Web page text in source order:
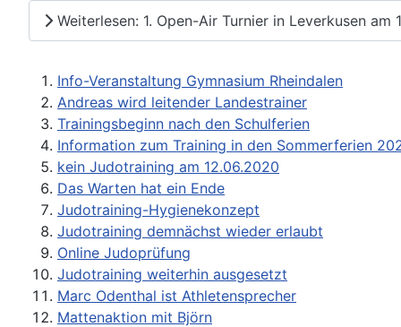
Weiterlesen: 1. Open-Air Turnier in Leverkusen am
Info-Veranstaltung Gymnasium Rheindalen
Andreas wird leitender Landestrainer
Trainingsbeginn nach den Schulferien
Information zum Training in den Sommerferien
kein Judotraining am 12.06.2020
Das Warten hat ein Ende
Judotraining-Hygienekonzept
Judotraining demnächst wieder erlaubt
Online Judoprüfung
Judotraining weiterhin ausgesetzt
Marc Odenthal ist Athletensprecher
Mattenaktion mit Björn